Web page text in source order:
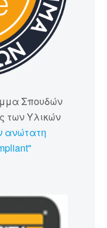
Σπουδών
των Υλικών
ανώτατη